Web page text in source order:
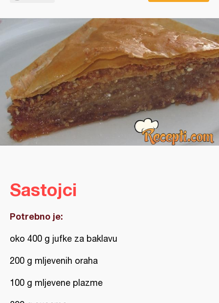
Sastojci
Potrebno je:
oko 400 g jufke za baklavu
200 g mljevenih oraha
100 g mljevene plazme